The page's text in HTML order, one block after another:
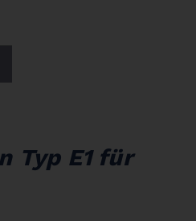
Typ E1 für